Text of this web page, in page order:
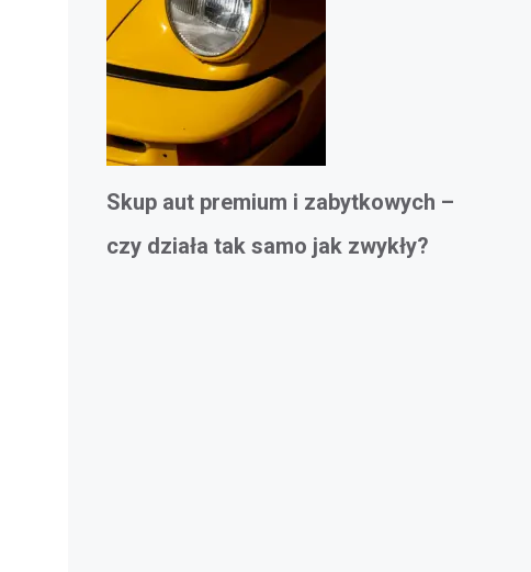
Skup aut premium i zabytkowych –
czy działa tak samo jak zwykły?